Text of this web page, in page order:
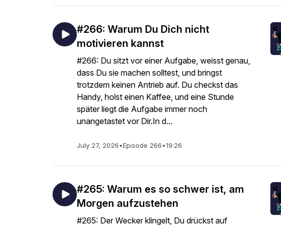
#266: Warum Du Dich nicht
motivieren kannst
#266: Du sitzt vor einer Aufgabe, weisst genau,
dass Du sie machen solltest, und bringst
trotzdem keinen Antrieb auf. Du checkst das
Handy, holst einen Kaffee, und eine Stunde
später liegt die Aufgabe immer noch
unangetastet vor Dir.In d...
July 27, 2026•Episode 266•19:26
#265: Warum es so schwer ist, am
Morgen aufzustehen
#265: Der Wecker klingelt, Du drückst auf